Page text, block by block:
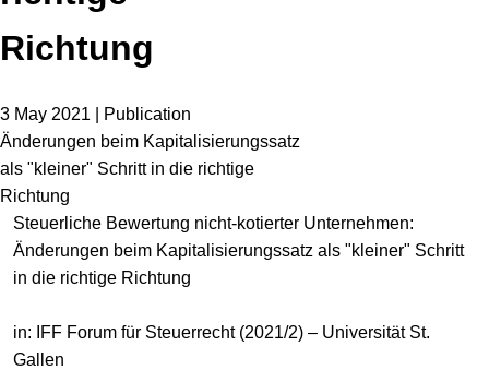
Richtung
3 May 2021 | Publication
Änderungen beim Kapitalisierungssatz
als "kleiner" Schritt in die richtige
Richtung
Steuerliche Bewertung nicht-kotierter Unternehmen:
Änderungen beim Kapitalisierungssatz als "kleiner" Schritt
in die richtige Richtung
in: IFF Forum für Steuerrecht (2021/2) – Universität St.
Gallen